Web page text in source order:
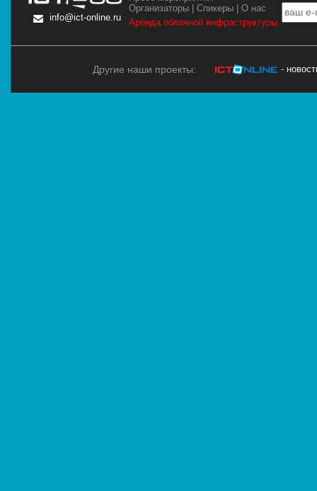
info@ict-online.ru
Организаторы |Спикеры |О нас
Аренда облачной инфраструктуры
Другие наши проекты: -